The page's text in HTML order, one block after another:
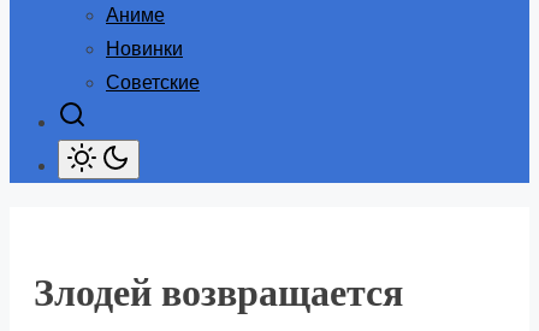
Аниме
Новинки
Советские
Злодей возвращается